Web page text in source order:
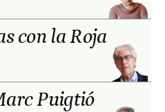
con la Roja
Puigtió